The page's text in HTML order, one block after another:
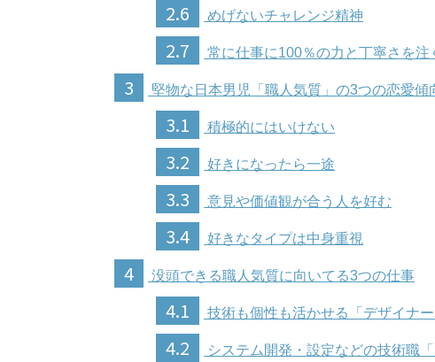
2.6 めげないチャレンジ精神
2.7 常に仕事に100％の力と丁寧さを注
3 堅物な日本男児「職人気質」の3つの恋愛傾
3.1 積極的にはいけない
3.2 好きになったら一途
3.3 意見や価値観が合う人を好む
3.4 好きなタイプは中身重視
4 没頭できる職人気質に向いてる3つの仕事
4.1 技術も個性も活かせる「デザイナー
4.2 システム開発・設定などの技術職「